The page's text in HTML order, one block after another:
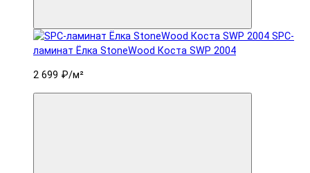
SPC-
ламинат Ëлка StoneWood Коста SWP 2004
2 699 ₽/м²